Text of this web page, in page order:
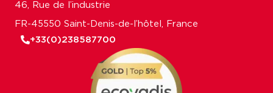
46, Rue de l’industrie
FR-45550 Saint-Denis-de-l’hôtel, France
+33(0)238587700